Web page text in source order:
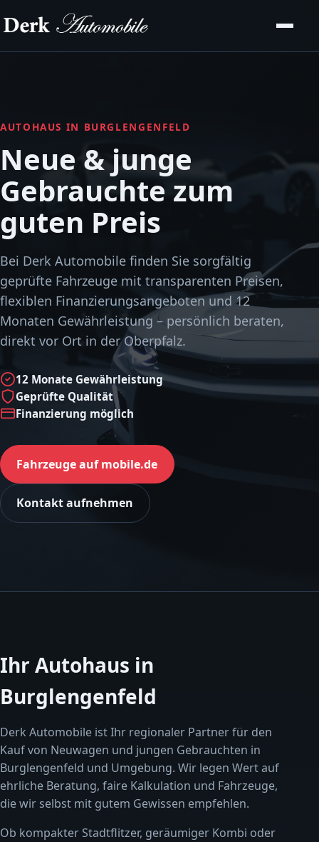
AUTOHAUS IN BURGLENGENFELD
Neue & junge
Gebrauchte zum
guten Preis
Bei Derk Automobile finden Sie sorgfältig
geprüfte Fahrzeuge mit transparenten Preisen,
flexiblen Finanzierungsangeboten und 12
Monaten Gewährleistung – persönlich beraten,
direkt vor Ort in der Oberpfalz.
12 Monate Gewährleistung
Geprüfte Qualität
Finanzierung möglich
Fahrzeuge auf mobile.de
Kontakt aufnehmen
Ihr Autohaus in
Burglengenfeld
Derk Automobile ist Ihr regionaler Partner für den
Kauf von Neuwagen und jungen Gebrauchten in
Burglengenfeld und Umgebung. Wir legen Wert auf
ehrliche Beratung, faire Kalkulation und Fahrzeuge,
die wir selbst mit gutem Gewissen empfehlen.
Ob kompakter Stadtflitzer, geräumiger Kombi oder